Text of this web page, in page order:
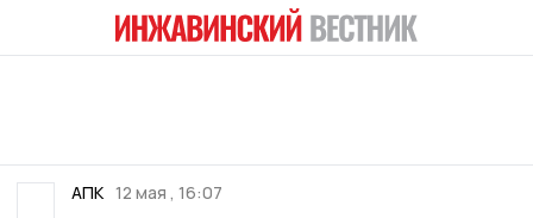
АПК 12 мая , 16:07